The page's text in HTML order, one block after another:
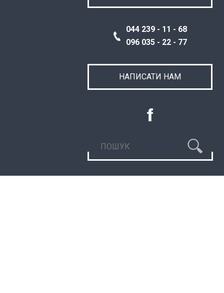
044 239 - 11 - 68
096 035 - 22 - 77
НАПИСАТИ НАМ